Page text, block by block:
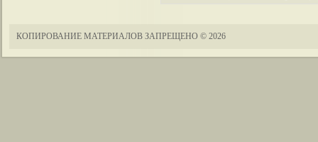
КОПИРОВАНИЕ МАТЕРИАЛОВ ЗАПРЕЩЕНО © 2026